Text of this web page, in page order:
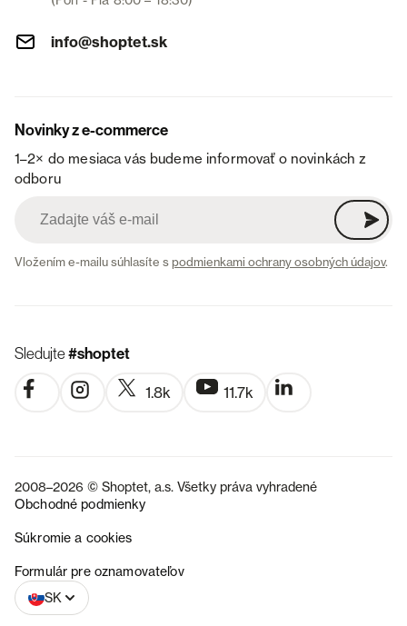
info@shoptet.sk
Novinky z e-commerce
1–2× do mesiaca vás budeme informovať o novinkách z
odboru
Vložením e-mailu súhlasíte spodmienkami ochrany osobných údajov.
Sledujte#shoptet
1.8k 11.7k
2008–2026 © Shoptet, a.s. Všetky práva vyhradené
Obchodné podmienky
Súkromie a cookies
Formulár pre oznamovateľov
SK